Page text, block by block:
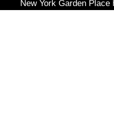
New York Garden